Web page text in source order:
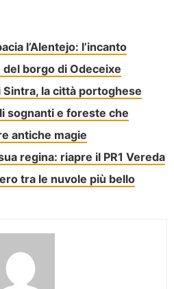
l’Alentejo: l’incanto
borgo di Odeceixe
Sintra, la città portoghese
sognanti e foreste che
antiche magie
regina: riapre il PR1 Vereda
tra le nuvole più bello